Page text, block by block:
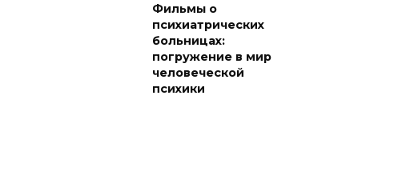
Фильмы о
психиатрических
больницах:
погружение в мир
человеческой
психики